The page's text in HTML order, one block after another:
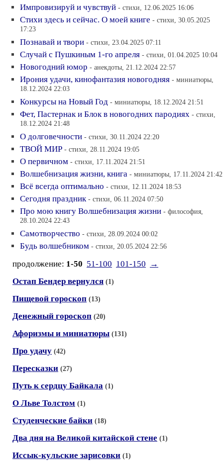
Импровизируй и чувствуй - стихи, 12.06.2025 16:06
Стихи здесь и сейчас. О моей книге - стихи, 30.05.2025
17:23
Познавай и твори - стихи, 23.04.2025 07:11
Случай с Пушкиным 1-го апреля - стихи, 01.04.2025 10:04
Новогодний юмор - анекдоты, 21.12.2024 22:57
Ирония удачи, кинофантазия новогодняя - миниатюры,
18.12.2024 22:03
Конкурсы на Новый Год - миниатюры, 18.12.2024 21:51
Фет, Пастернак и Блок в новогодних пародиях - стихи,
18.12.2024 21:48
О долговечности - стихи, 30.11.2024 22:20
ТВОЙ МИР - стихи, 28.11.2024 19:05
О первичном - стихи, 17.11.2024 21:51
Волшебнизация жизни, книга - миниатюры, 17.11.2024 21:42
Всё всегда оптимально - стихи, 12.11.2024 18:53
Сегодня праздник - стихи, 06.11.2024 07:50
Про мою книгу Волшебнизация жизни - философия,
28.10.2024 22:43
Самотворчество - стихи, 28.09.2024 00:02
Будь волшебником - стихи, 20.05.2024 22:56
продолжение: 1-50 51-100 101-150
→
Остап Бендер вернулся (1)
Пищевой гороскоп (13)
Денежный гороскоп (20)
Афоризмы и миниатюры (131)
Про удачу (42)
Пересказки (27)
Путь к сердцу Байкала (1)
О Льве Толстом (1)
Студенческие байки (18)
Два дня на Великой китайской стене (1)
Иссык-кульские зарисовки (1)